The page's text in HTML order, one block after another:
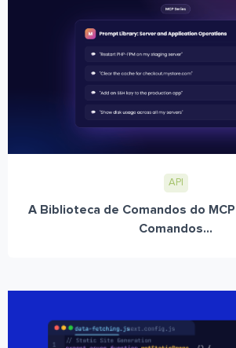
API
A Biblioteca de Comandos do
Comandos...